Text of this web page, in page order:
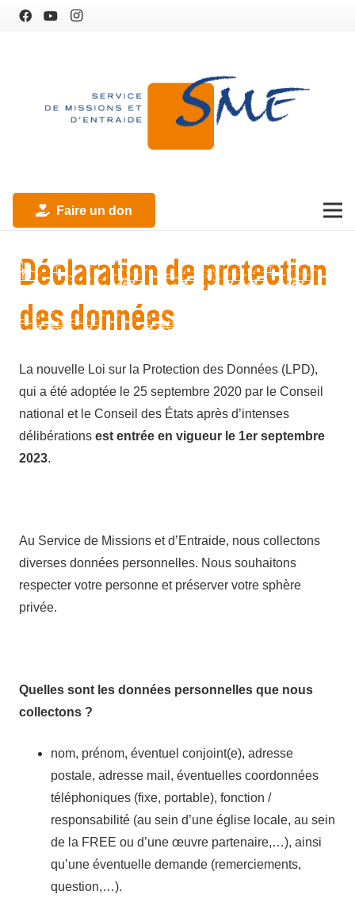
Faire un don
Déclaration de protection
des données
La nouvelle Loi sur la Protection des Données (LPD),
qui a été adoptée le 25 septembre 2020 par le Conseil
national et le Conseil des États après d’intenses
délibérations est entrée en vigueur le 1er septembre
2023.
Au Service de Missions et d’Entraide, nous collectons
diverses données personnelles. Nous souhaitons
respecter votre personne et préserver votre sphère
privée.
Quelles sont les données personnelles que nous
collectons ?
nom, prénom, éventuel conjoint(e), adresse
postale, adresse mail, éventuelles coordonnées
téléphoniques (fixe, portable), fonction /
responsabilité (au sein d’une église locale, au sein
de la FREE ou d’une œuvre partenaire,…), ainsi
qu’une éventuelle demande (remerciements,
question,…).